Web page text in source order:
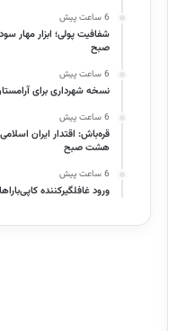
6 ساعت پیش
شفافیت پولی؛ ابزار
صبح
6 ساعت پیش
نسخه شهرداری برای
6 ساعت پیش
قره‌باش: اقتدار ایران
هشت صبح
6 ساعت پیش
ورود غافلگیرکننده